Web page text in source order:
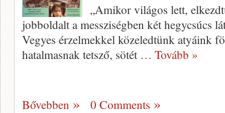
„Amikor világos lett,
jobboldalt a messziségben két hegycsúcs
Vegyes érzelmekkel köze­ledtünk atyáink
hatalmasnak tetsző, sötét … Tovább »
Bővebben 0 Comments